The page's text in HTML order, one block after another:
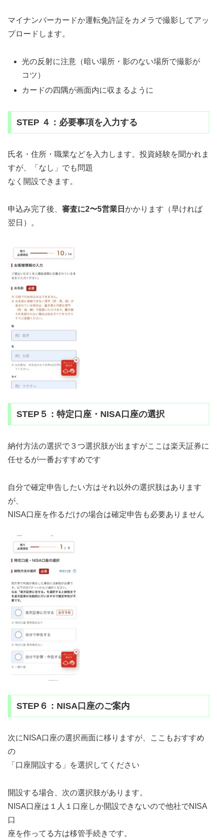
マイナンバーカードか運転免許証をカメラで撮影してアッ
プロードします。
光の反射に注意（暗い場所・影のない場所で撮影が
コツ）
カードの四隅が画面内に収まるように
STEP ４：必要事項を入力する
氏名・住所・職業などを入力します。投資経験を聞かれま
すが、「なし」でも問題
なく開設できます。
申込み完了後、 審査に2〜5営業日 かかります（早ければ
翌日）。
STEP５：特定口座・NISA口座の選択
納付方法の選択で３つ選択肢が出ますがここは楽天証券に
任せるが一番おすすめです
自分で確定申告したい方はそれ以外の選択肢はあります
が、
NISA口座を作るだけの場合は確定申告も必要ありません
STEP６：NISA口座のご案内
次にNISA口座の選択画面に移りますが、ここもおすすめ
の
「口座開設する」を選択してください
開設する場合、次の選択肢があります。
NISA口座は１人１口座しか開設できないので他社でNISA
口
座を作ってる方は移管手続きです。